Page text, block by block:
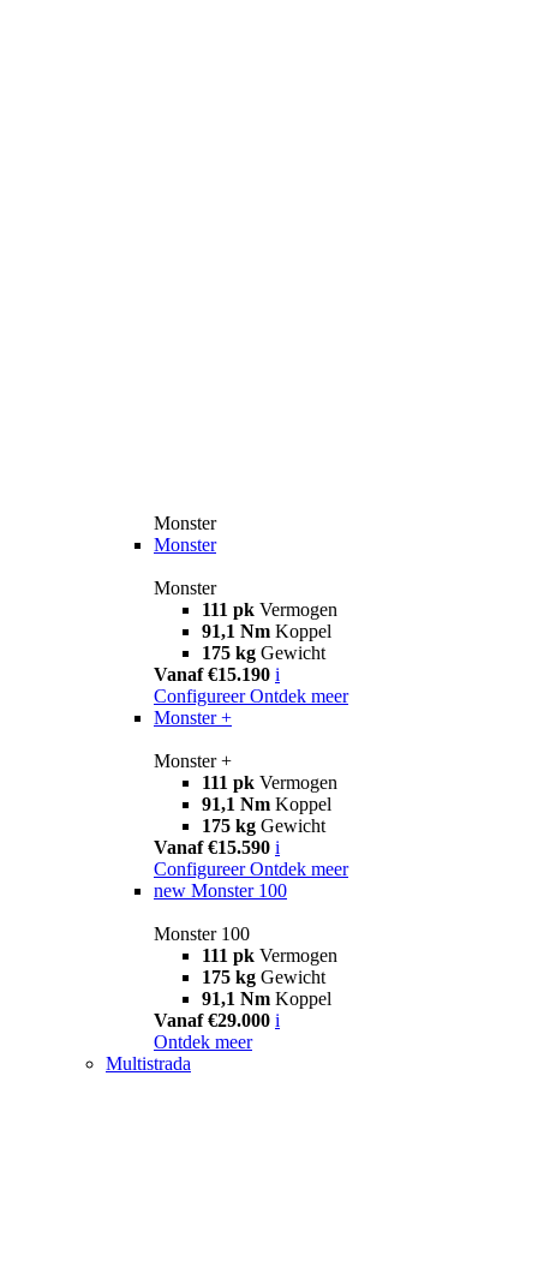
Monster
Monster
Monster
111 pk Vermogen
91,1 Nm Koppel
175 kg Gewicht
Vanaf €15.190 i
Configureer Ontdek meer
Monster +
Monster +
111 pk Vermogen
91,1 Nm Koppel
175 kg Gewicht
Vanaf €15.590 i
Configureer Ontdek meer
new Monster 100
Monster 100
111 pk Vermogen
175 kg Gewicht
91,1 Nm Koppel
Vanaf €29.000 i
Ontdek meer
Multistrada